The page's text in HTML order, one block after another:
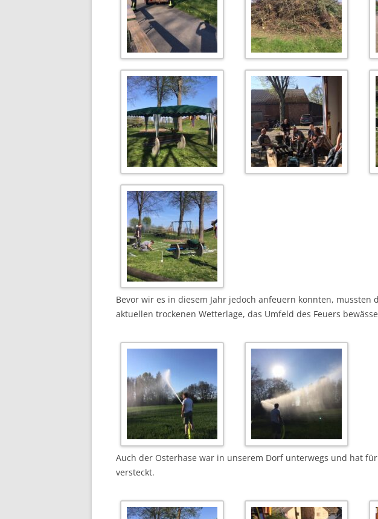
Bevor wir es in diesem Jahr jedoch anfeuern konnten, mussten
aktuellen trockenen Wetterlage, das Umfeld des Feuers
Auch der Osterhase war in unserem Dorf unterwegs und hat
versteckt.